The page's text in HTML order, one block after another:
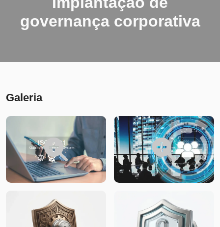
governança corporativa
Galeria